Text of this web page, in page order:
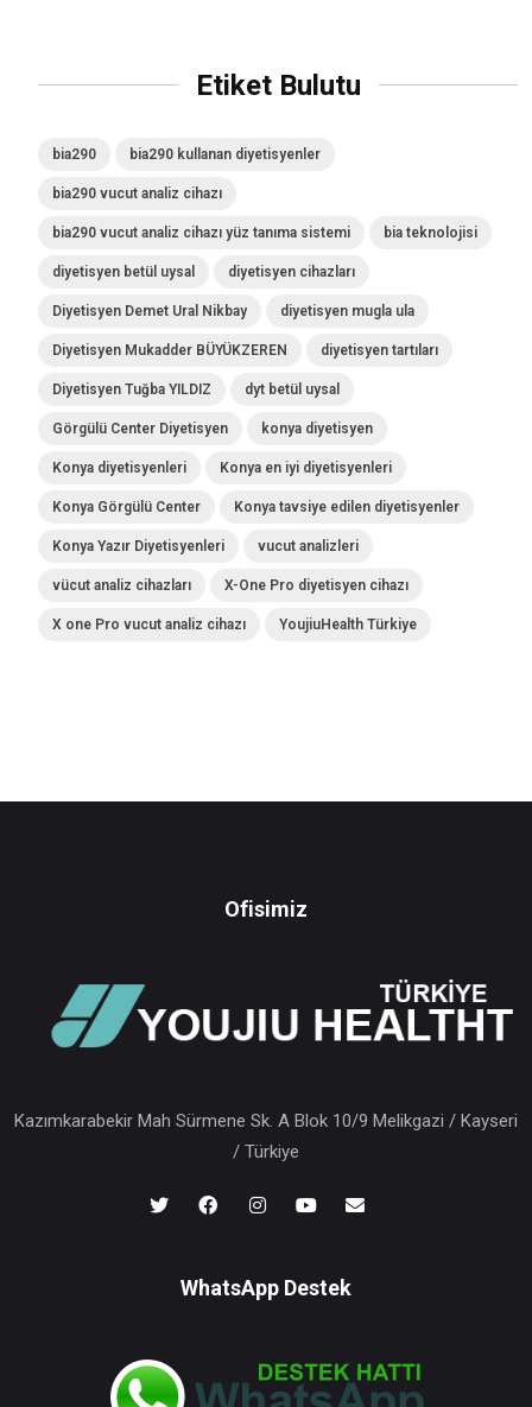
Etiket Bulutu
bia290 bia290 kullanan diyetisyenler
bia290 vucut analiz cihazı
bia290 vucut analiz cihazı yüz tanıma sistemi bia teknolojisi
diyetisyen betül uysal diyetisyen cihazları
Diyetisyen Demet Ural Nikbay diyetisyen mugla ula
Diyetisyen Mukadder BÜYÜKZEREN diyetisyen tartıları
Diyetisyen Tuğba YILDIZ dyt betül uysal
Görgülü Center Diyetisyen konya diyetisyen
Konya diyetisyenleri Konya en iyi diyetisyenleri
Konya Görgülü Center Konya tavsiye edilen diyetisyenler
Konya Yazır Diyetisyenleri vucut analizleri
vücut analiz cihazları X-One Pro diyetisyen cihazı
X one Pro vucut analiz cihazı YoujiuHealth Türkiye
Ofisimiz
Kazımkarabekir Mah Sürmene Sk. A Blok 10/9 Melikgazi / Kayseri
/ Türkiye
WhatsApp Destek